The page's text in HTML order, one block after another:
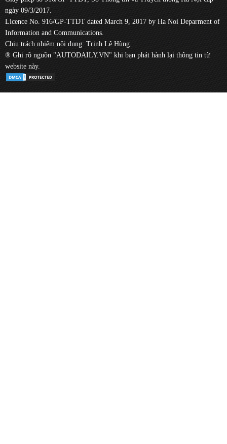
ngày 09/3/2017.
Licence No. 916/GP-TTĐT dated March 9, 2017 by Ha Noi Deparment of
Information and Communications.
Chịu trách nhiệm nội dung: Trịnh Lê Hùng.
® Ghi rõ nguồn "AUTODAILY.VN" khi bạn phát hành lại thông tin từ
website này.